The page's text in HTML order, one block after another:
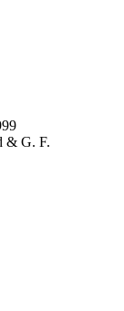
& G. F.